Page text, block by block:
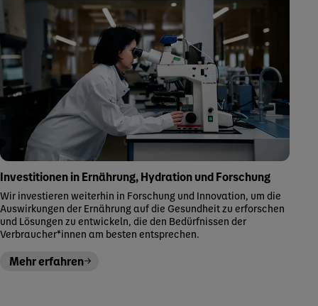
Investitionen in Ernährung, Hydration und Forschung
Wir investieren weiterhin in Forschung und Innovation, um die
Auswirkungen der Ernährung auf die Gesundheit zu erforschen
und Lösungen zu entwickeln, die den Bedürfnissen der
Verbraucher*innen am besten entsprechen.
Mehr erfahren